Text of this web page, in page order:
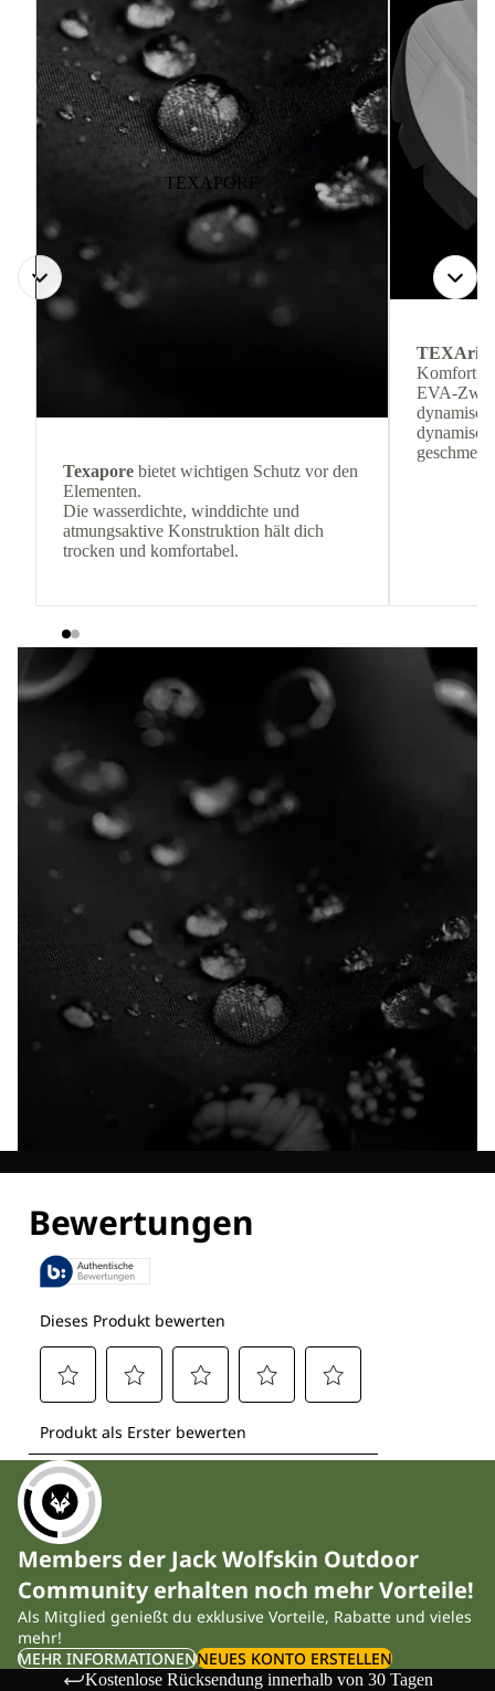
TEXAPORE
Texapore bietet wichtigen Schutz vor den
Elementen.
Die wasserdichte, winddichte und
atmungsaktive Konstruktion hält dich
trocken und komfortabel.
Komfort
EVA-
Members der Jack Wolfskin Outdoor
Community erhalten noch mehr Vorteile!
Als Mitglied genießt du exklusive Vorteile, Rabatte und vieles
mehr!
MEHR INFORMATIONENNEUES KONTO ERSTELLEN
Kostenlose Rücksendung innerhalb von 30 Tagen